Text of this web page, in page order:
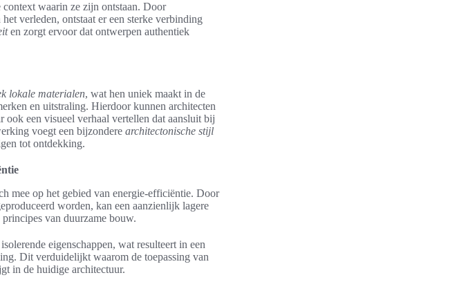
waarin ze zijn ontstaan. Door
verleden, ontstaat er een sterke verbinding
en zorgt ervoor dat ontwerpen authentiek
lokale materialen, wat hen uniek maakt in de
en uitstraling. Hierdoor kunnen architecten
een visueel verhaal vertellen dat aansluit bij
voegt een bijzondere architectonische stijl
tot ontdekking.
mee op het gebied van energie-efficiëntie. Door
worden, kan een aanzienlijk lagere
van duurzame bouw.
eigenschappen, wat resulteert in een
Dit verduidelijkt waarom de toepassing van
in de huidige architectuur.